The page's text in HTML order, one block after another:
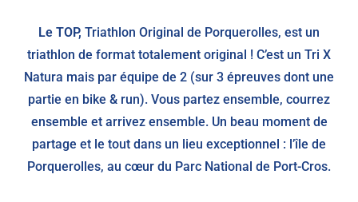
Le TOP, Triathlon Original de Porquerolles, est un
triathlon de format totalement original ! C’est un Tri X
Natura mais par équipe de 2 (sur 3 épreuves dont une
partie en bike & run). Vous partez ensemble, courrez
ensemble et arrivez ensemble. Un beau moment de
partage et le tout dans un lieu exceptionnel : l’île de
Porquerolles, au cœur du Parc National de Port-Cros.